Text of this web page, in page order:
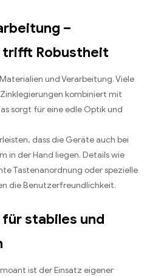
–
trifft Robustheit
und Verarbeitung. Viele
kombiniert mit
sorgt für eine edle Optik und
dass die Geräte auch bei
in der Hand liegen. Details wie
Tastenanordnung oder spezielle
die Benutzerfreundlichkeit.
stabiles und
ist der Einsatz eigener